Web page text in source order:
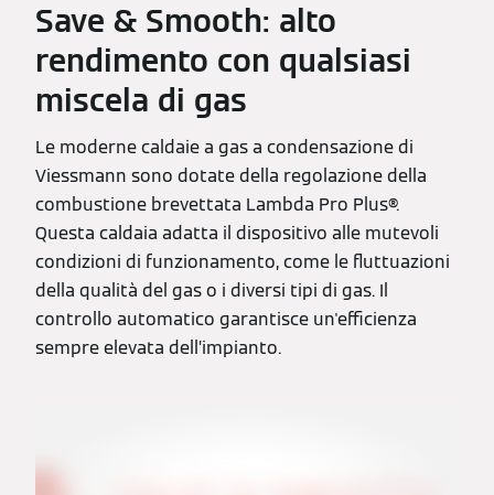
Save & Smooth: alto
rendimento con qualsiasi
miscela di gas
Le moderne caldaie a gas a condensazione di
Viessmann sono dotate della regolazione della
combustione brevettata Lambda Pro Plus®.
Questa caldaia adatta il dispositivo alle mutevoli
condizioni di funzionamento, come le fluttuazioni
della qualità del gas o i diversi tipi di gas. Il
controllo automatico garantisce un'efficienza
sempre elevata dell’impianto.